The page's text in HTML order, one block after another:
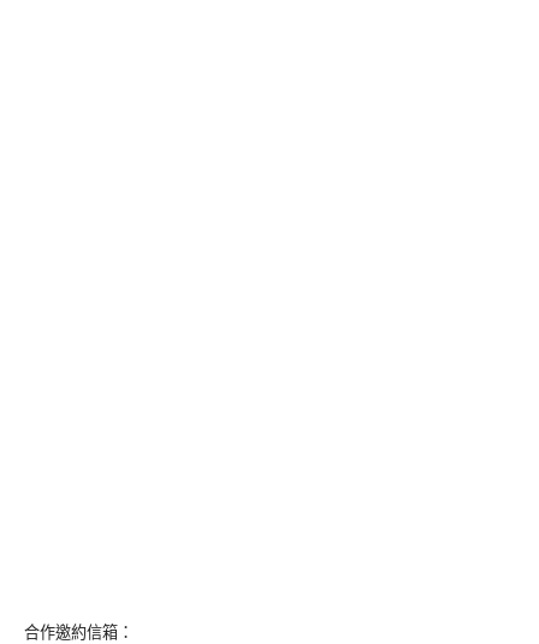
合作邀約信箱：